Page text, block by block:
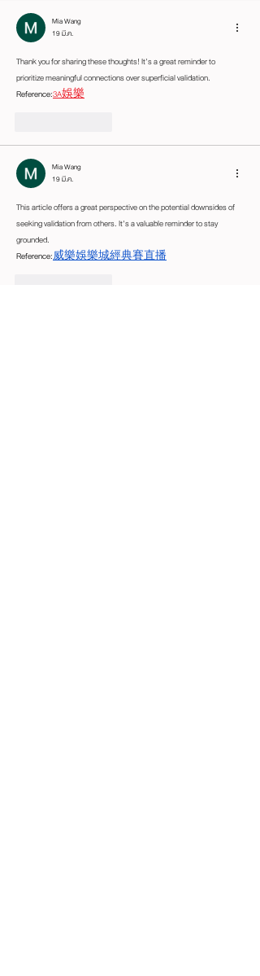
Mia Wang
19 มี.ค.
Thank you for sharing these thoughts! It’s a great reminder to
prioritize meaningful connections over superficial validation.
Reference:3A娛樂
Mia Wang
19 มี.ค.
This article offers a great perspective on the potential downsides of
seeking validation from others. It’s a valuable reminder to stay
grounded.
Reference:威樂娛樂城經典賽直播